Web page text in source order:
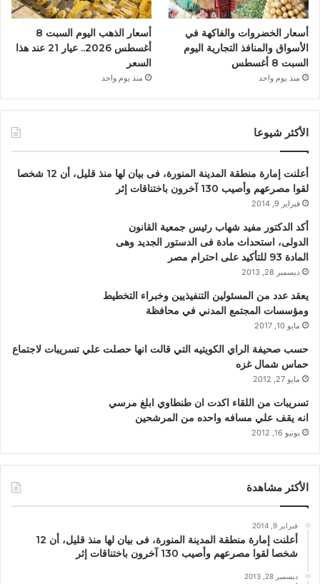
أسعار الخضروات والفاكهة في
الأسواق والمنافذ التجارية اليوم
السبت 8 أغسطس
منذ يوم واحد
أسعار الذهب اليوم السبت 8
أغسطس 2026.. عيار 21 عند هذا
السعر
منذ يوم واحد
الأكثر شيوعا
أعلنت إمارة منطقة المدينة المنورة، فى بيان لها منذ قليل، أن 12 شخصا
لقوا مصرعهم وأصيب 130 آخرون باختناقات إثر
فبراير 9, 2014
أكد الدكتور مفيد شهاب رئيس جمعية القانون
الدولى، استحداث مادة فى الدستور الجديد وهى
المادة 93 للتأكيد على احترام مصر
ديسمبر 28, 2013
يعقد عدد من المسئولين التنفيذيين وخبراء التخطيط
ومؤسسات المجتمع المدني في محافظة
مايو 10, 2017
حسب صحيفة الراي الكويتيه التي قالت انها حصلت علي تسريبات لاجتماع
حماس شمال غزه
مايو 27, 2012
تسريبات من اللقاء اكدت ان طنطاوي ابلغ مرسي
انه يقف علي مسافه واحده من المرشحين
يونيو 16, 2012
الأكثر مشاهدة
فبراير 9, 2014
أعلنت إمارة منطقة المدينة المنورة، فى بيان لها منذ قليل، أن 12
شخصا لقوا مصرعهم وأصيب 130 آخرون باختناقات إثر
ديسمبر 28, 2013